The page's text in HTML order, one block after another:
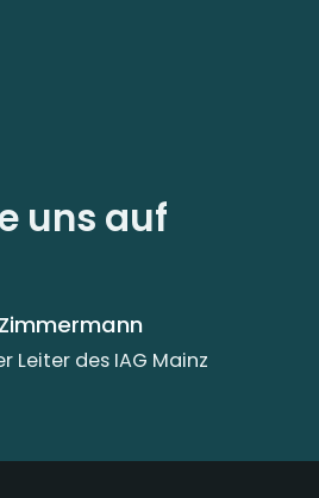
uns auf
Leiter des IAG Mainz